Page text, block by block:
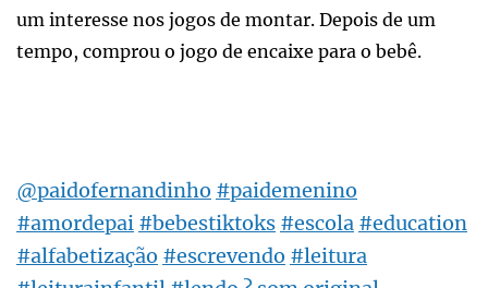
um interesse nos jogos de montar. Depois de um
tempo, comprou o jogo de encaixe para o bebê.
@paidofernandinho #paidemenino
#amordepai #bebestiktoks #escola #education
#alfabetização #escrevendo #leitura